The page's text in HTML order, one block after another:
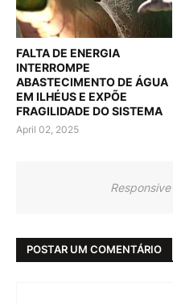
FALTA DE ENERGIA
INTERROMPE
ABASTECIMENTO DE ÁGUA
EM ILHÉUS E EXPÕE
FRAGILIDADE DO SISTEMA
April 02, 2025
POSTAR UM COMENTÁRIO